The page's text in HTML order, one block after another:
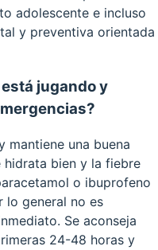
adolescente e incluso
y preventiva orientada
jugando y
mantiene una buena
hidrata bien y la fiebre
o ibuprofeno
lo general no es
Se aconseja
24-48 horas y